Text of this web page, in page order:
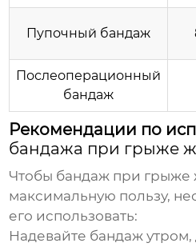
Пупочный бандаж
Послеоперационный
бандаж
Рекомендации по
бандажа при грыже
Чтобы бандаж при грыже
максимальную пользу,
его использовать:
Надевайте бандаж